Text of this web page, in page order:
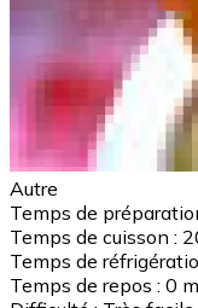
Autre
Temps de
Temps de cuisson :
Temps de
Temps de repos : 0